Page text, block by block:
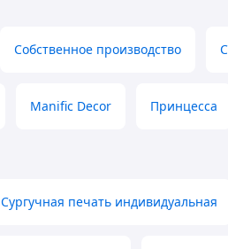
Собственное производство
Manific Decor Принцесса
Сургучная печать индивидуальная